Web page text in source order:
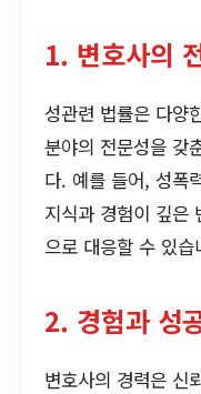
1. 변호사의
성관련 법률은 다양
분야의 전문성을 갖
다. 예를 들어, 성폭
지식과 경험이 깊은
으로 대응할 수 있습
2. 경험과 성
변호사의 경력은 신